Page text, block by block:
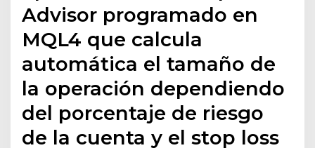
Advisor programado en
MQL4 que calcula
automática el tamaño de
la operación dependiendo
del porcentaje de riesgo
de la cuenta y el stop loss